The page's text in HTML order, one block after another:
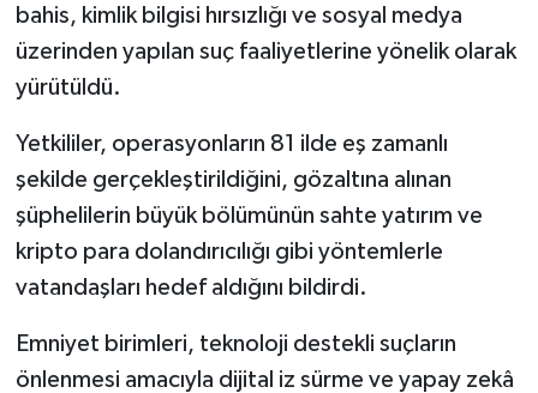
bahis, kimlik bilgisi hırsızlığı ve sosyal medya
üzerinden yapılan suç faaliyetlerine yönelik olarak
yürütüldü.
Yetkililer, operasyonların 81 ilde eş zamanlı
şekilde gerçekleştirildiğini, gözaltına alınan
şüphelilerin büyük bölümünün sahte yatırım ve
kripto para dolandırıcılığı gibi yöntemlerle
vatandaşları hedef aldığını bildirdi.
Emniyet birimleri, teknoloji destekli suçların
önlenmesi amacıyla dijital iz sürme ve yapay zekâ